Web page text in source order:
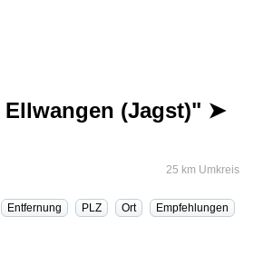
Ellwangen (Jagst)" ➤
25 km Umkreis
Entfernung PLZ Ort
Empfehlungen